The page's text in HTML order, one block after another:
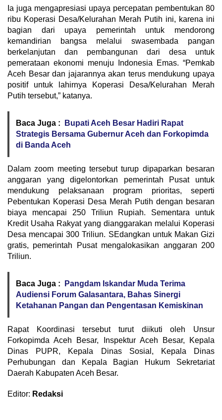
Ia juga mengapresiasi upaya percepatan pembentukan 80
ribu Koperasi Desa/Kelurahan Merah Putih ini, karena ini
bagian dari upaya pemerintah untuk mendorong
kemandirian bangsa melalui swasembada pangan
berkelanjutan dan pembangunan dari desa untuk
pemerataan ekonomi menuju Indonesia Emas. “Pemkab
Aceh Besar dan jajarannya akan terus mendukung upaya
positif untuk lahirnya Koperasi Desa/Kelurahan Merah
Putih tersebut,” katanya.
Baca Juga :
Bupati Aceh Besar Hadiri Rapat
Strategis Bersama Gubernur Aceh dan Forkopimda
di Banda Aceh
Dalam zoom meeting tersebut turup dipaparkan besaran
anggaran yang digelontorkan pemerintah Pusat untuk
mendukung pelaksanaan program prioritas, seperti
Pebentukan Koperasi Desa Merah Putih dengan besaran
biaya mencapai 250 Triliun Rupiah. Sementara untuk
Kredit Usaha Rakyat yang dianggarakan melalui Koperasi
Desa mencapai 300 Triliun. SEdangkan untuk Makan Gizi
gratis, pemerintah Pusat mengalokasikan anggaran 200
Triliun.
Baca Juga :
Pangdam Iskandar Muda Terima
Audiensi Forum Galasantara, Bahas Sinergi
Ketahanan Pangan dan Pengentasan Kemiskinan
Rapat Koordinasi tersebut turut diikuti oleh Unsur
Forkopimda Aceh Besar, Inspektur Aceh Besar, Kepala
Dinas PUPR, Kepala Dinas Sosial, Kepala Dinas
Perhubungan dan Kepala Bagian Hukum Sekretariat
Daerah Kabupaten Aceh Besar.
Editor: Redaksi